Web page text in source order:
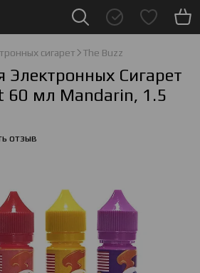
сигарет The Buzz
Электронных Сигарет
60 мл Mandarin, 1.5
отзыв